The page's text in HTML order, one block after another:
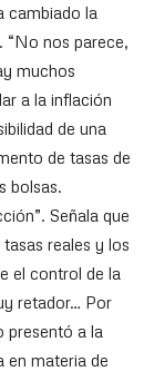
cambiado la
nos parece,
muchos
a la inflación
de una
de tasas de
bolsas.
Señala que
reales y los
el control de la
retador… Por
presentó a la
en materia de